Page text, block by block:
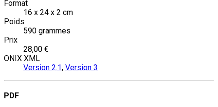
Format
16 x 24 x 2 cm
Poids
590 grammes
Prix
28,00 €
ONIX XML
Version 2.1, Version 3
PDF